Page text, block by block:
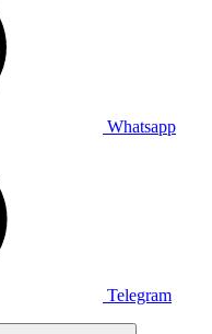
Whatsapp
Telegram